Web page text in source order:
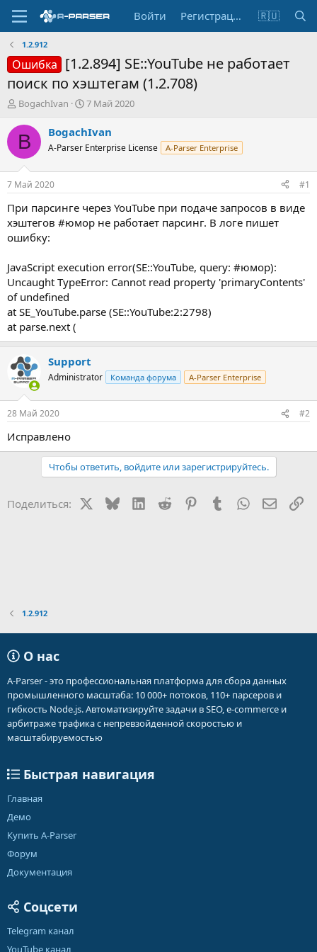
Войти Регистрация 🇷🇺
1.2.912
Ошибка [1.2.894] SE::YouTube не работает
поиск по хэштегам (1.2.708)
А
т
о
т
е
м
ы
BogachIvan
Д
т
н
а
л
7 Май 2020
B BogachIvan
A-Parser Enterprise License A-Parser Enterprise
7 Май 2020 #1
При парсинге через YouTube при подаче запросов в виде
хэштегов #юмор не работает парсинг. В логе пишет
ошибку:
JavaScript execution error(SE::YouTube, query: #юмор):
Uncaught TypeError: Cannot read property 'primaryContents'
of undefined
at SE_YouTube.parse (SE::YouTube:2:2798)
at parse.next (
Support
Administrator Команда форума A-Parser Enterprise
28 Май 2020 #2
Исправлено
Чтобы ответить, войдите или зарегистрируйтесь.
Поделиться: BlueskyLinkedIn
Reddit PinterestTumblr WhatsApp
1.2.912
О нас
A-Parser - это профессиональная платформа для сбора данных
промышленного масштаба: 10 000+ потоков, 110+ парсеров и
гибкость Node.js. Автоматизируйте задачи в SEO, e-commerce и
арбитраже трафика с непревзойденной скоростью и
масштабируемостью
Быстрая навигация
Главная
Демо
Купить A-Parser
Форум
Документация
Соцсети
Telegram канал
YouTube канал